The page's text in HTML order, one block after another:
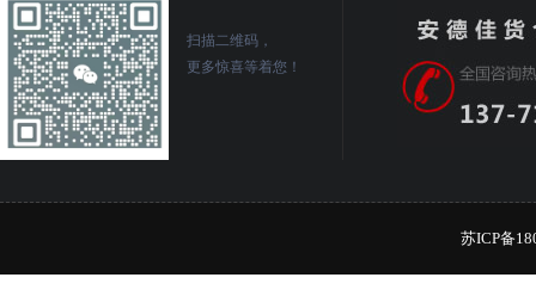
扫描二维码，
更多惊喜等着您！
苏ICP备